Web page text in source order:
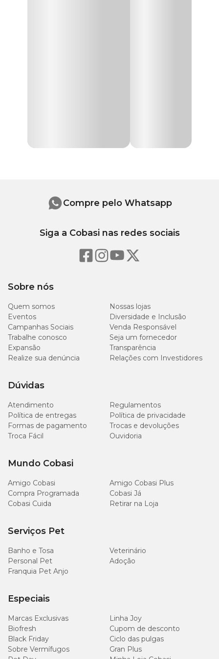
O desinfetante Hysteril é muito fácil de usar. De acordo com
após a retirada da sujeira, basta aplicar o desinfetante na
deixar a solução agir no ambiente por, pelo menos, 15
minutos. Não há necessidade de remover o desinfetante.
Quant. Hysteril
de
água
5 ml
10 ml 4 litros
25 ml
50 ml
Para mais informações, consulte abula do Hysteril
Hysteril: precauções de uso
Para o uso seguro do desinfetanteHysteril
precauções:
não usar próximo de cães e gatos, pois causa intoxicação;
usar junto com sabão ou detergentes aniônicos e nitratos
diminui a eficácia do Hysteril;
não descartar a embalagem ou sobras do produto me
mananciais;
não usar produto com mais de 24 horas de diluição;
Sobre nós
Quem somos
Nossas lojas
Eventos
Diversidade e Inclusão
Campanhas Sociais
Venda Responsável
Trabalhe conosco
Seja um fornecedor
Expansão
Transparência
Realize sua denúncia
Relações com Investidores
Dúvidas
Atendimento
Regulamentos
Política de entregas
Política de privacidade
Formas de pagamento
Trocas e devoluções
Troca Fácil
Ouvidoria
Mundo Cobasi
Amigo Cobasi
Amigo Cobasi Plus
Compra Programada
Cobasi Já
Cobasi Cuida
Retirar na Loja
Serviços Pet
Banho e Tosa
Veterinário
Personal Pet
Adoção
Franquia Pet Anjo
Especiais
Marcas Exclusivas
Linha Joy
Biofresh
Cupom de desconto
Black Friday
Ciclo das pulgas
Sobre Vermífugos
Gran Plus
Compre pelo Whatsapp
Siga a Cobasi nas redes sociais